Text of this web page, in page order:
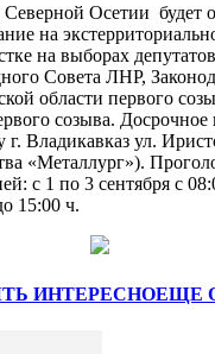
Осетии будет
на
на выборах
Совета ЛНР,
области первого
созыва. Досрочное
г. Владикавказ ул.
«Металлург»).
с 1 по 3 сентября с
15:00 ч.
ИНТЕРЕСНОЕЩЕ